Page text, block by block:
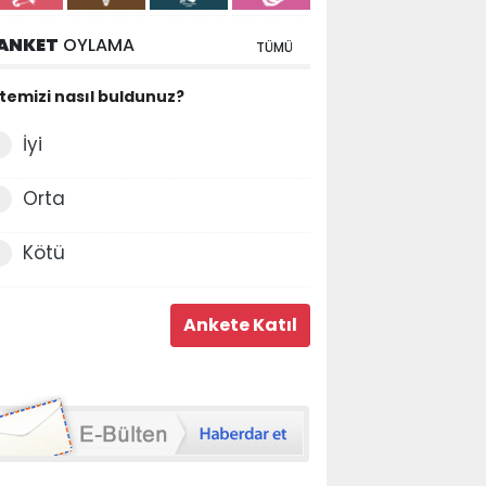
OYLAMA TÜMÜ
nasıl buldunuz?
İyi
Orta
Kötü